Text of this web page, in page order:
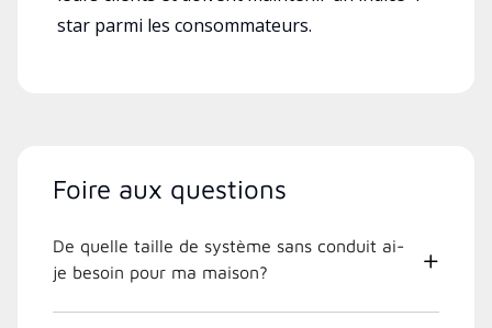
star parmi les consommateurs.
Foire aux questions
De quelle taille de système sans conduit ai-
je besoin pour ma maison?